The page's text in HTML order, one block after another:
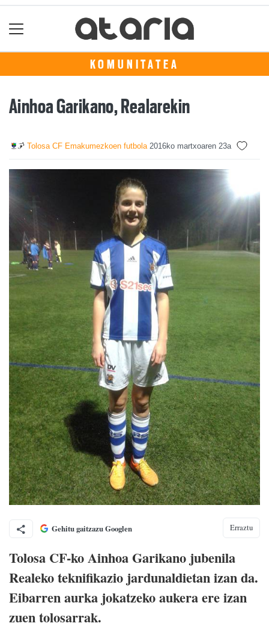
KOMUNITATEA
Ainhoa Garikano, Realarekin
Tolosa CF Emakumezkoen futbola 2016ko martxoaren 23a
Gehitu gaitzazu Googlen Erraztu
Tolosa CF-ko Ainhoa Garikano jubenila
Realeko teknifikazio jardunaldietan izan da.
Eibarren aurka jokatzeko aukera ere izan
zuen tolosarrak.